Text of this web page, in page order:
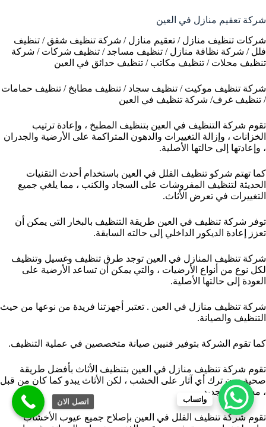
شركة تعقيم منازل في العين
شركات تنظيف منازل / تعقيم منازل / شركة تنظيف شقق / تنظيف
فلل / شركة نظافة منازل / تنظيف مساجد / تنظيف شركات / شركة
تنظيف محلات / تنظيف مكاتب / تنظيف حدائق في العين
شركة تنظيف موكيت / تنظيف سجاد / تنظيف مطابخ / تنظيف حمامات
/ تنظيف غرف/ شركة تنظيف في العين
تقوم شركة التنظيف في العين بتنظيف المطبخ ، وإعادة ترتيب
الخزانات ، وإزالة التغييرات والدهون المتراكمة على الأرضية والجدران
، وإعادتها إلى حالتها الأصلية.
كما تهتم شركو تنظيف الفلل في العين باستخدام أحدث التقنيات
الحديثة لتنظيف المفروشات على السجاد والكنب ، مما يلغي جميع
التغييرات في تعرض الأثاث.
توفر شركة تنظيف في العين طريقة التنظيف بالبخار التي يمكن أن
تعزز إعادة الديكور الداخلي إلى حالته السابقة.
شركة تنظيف المنازل في العين توجد طرق تنظيف وغسيل وتنظيف
لكل نوع من أنواع الأرضيات ، والتي يمكن أن تساعد الأرضية على
العودة إلى حالتها الأصلية.
شركة تنظيف منازل في العين . تعتبر أجهزتنا فريدة من نوعها من حيث
التنظيف والصيانة.
كما تقوم الشركة بتوفير فنيين صيانة متخصصين في عملية التنظيف.
تقوم شركة تنظيف منازل في العين بتنظيف الأثاث بأفضل طريقة
صحية دون ترك أي آثار على الخشب ، لكن الأثاث يبدو كما كان من قبل
، مشرقًا كالجديد.
تقوم شركة تنظيف الفلل في العين بإصلاح جميع عيوب الأخشاب
واتساب اتصل الان